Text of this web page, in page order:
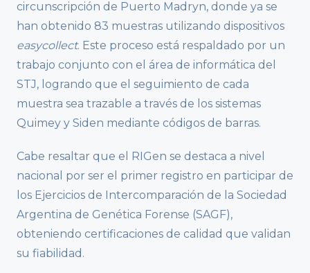
circunscripción de Puerto Madryn, donde ya se
han obtenido 83 muestras utilizando dispositivos
easycollect. Este proceso está respaldado por un
trabajo conjunto con el área de informática del
STJ, logrando que el seguimiento de cada
muestra sea trazable a través de los sistemas
Quimey y Siden mediante códigos de barras.
Cabe resaltar que el RIGen se destaca a nivel
nacional por ser el primer registro en participar de
los Ejercicios de Intercomparación de la Sociedad
Argentina de Genética Forense (SAGF),
obteniendo certificaciones de calidad que validan
su fiabilidad.